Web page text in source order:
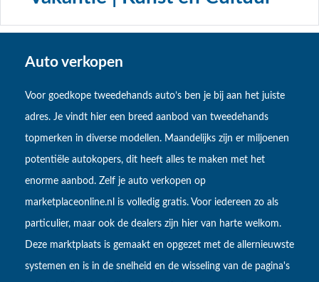
Auto verkopen
Voor goedkope tweedehands auto’s ben je bij aan het juiste
adres. Je vindt hier een breed aanbod van tweedehands
topmerken in diverse modellen. Maandelijks zijn er miljoenen
potentiële autokopers, dit heeft alles te maken met het
enorme aanbod. Zelf je auto verkopen op
marketplaceonline.nl is volledig gratis. Voor iedereen zo als
particulier, maar ook de dealers zijn hier van harte welkom.
Deze marktplaats is gemaakt en opgezet met de allernieuwste
systemen en is in de snelheid en de wisseling van de pagina's